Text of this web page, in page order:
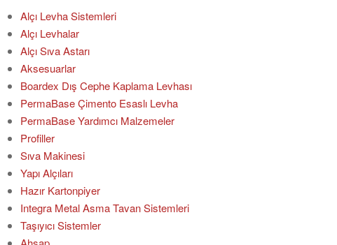
Alçı Levha Sistemleri
Alçı Levhalar
Alçı Sıva Astarı
Aksesuarlar
Boardex Dış Cephe Kaplama Levhası
PermaBase Çimento Esaslı Levha
PermaBase Yardımcı Malzemeler
Profiller
Sıva Makinesi
Yapı Alçıları
Hazır Kartonpiyer
Integra Metal Asma Tavan Sistemleri
Taşıyıcı Sistemler